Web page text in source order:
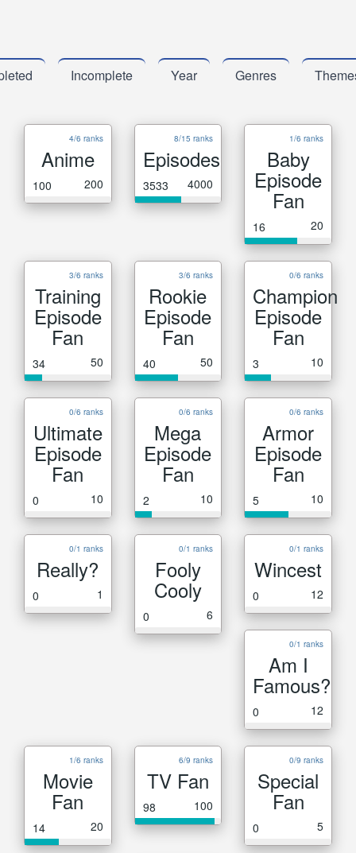
Incomplete Year Genres
4/6 ranks
Anime
100 200
8/15 ranks
Episodes
3533 4000
1/6 ranks
Baby
Episode
Fan
16 20
3/6 ranks
Training
Episode
Fan
34 50
3/6 ranks
Rookie
Episode
Fan
40 50
0/6 ranks
Champion
Episode
Fan
3 10
0/6 ranks
Ultimate
Episode
Fan
0 10
0/6 ranks
Mega
Episode
Fan
2 10
0/6 ranks
Armor
Episode
Fan
5 10
0/1 ranks
Really?
0 1
0/1 ranks
Fooly
Cooly
0 6
0/1 ranks
Wincest
0 12
0/1 ranks
Am I
Famous?
0 12
1/6 ranks
Movie
Fan
14 20
6/9 ranks
TV Fan
98 100
0/9 ranks
Special
Fan
0 5